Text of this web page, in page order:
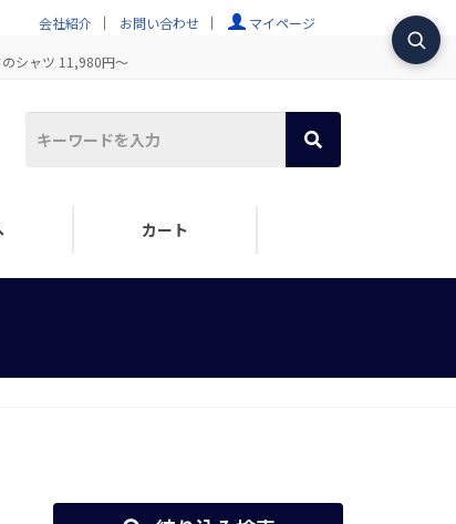
会社紹介 お問い合わせ マイページ
シャツ 11,980円～
カート